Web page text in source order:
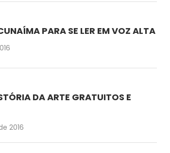
PARA SE LER EM VOZ ALTA
DA ARTE GRATUITOS E
2016